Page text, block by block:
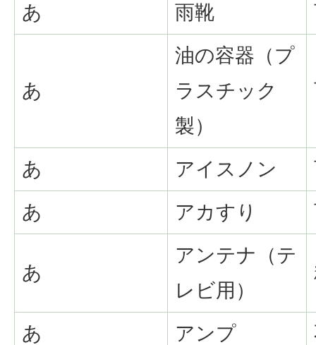
あ
雨靴
あ
油の容器（プ
ラスチック
製）
あ アイスノン
あ
アカすり
あ
アンテナ（テ
レビ用）
あ アンプ